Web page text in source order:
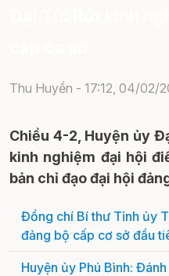
Thu Huyền - 17:12, 04/02/
Chiều 4-2, Huyện ủy
kinh nghiệm đại hội
bản chỉ đạo đại hội
Đồng chí Bí thư Tỉnh ủy
đảng bộ cấp cơ sở đầu
Huyện ủy Phú Bình: